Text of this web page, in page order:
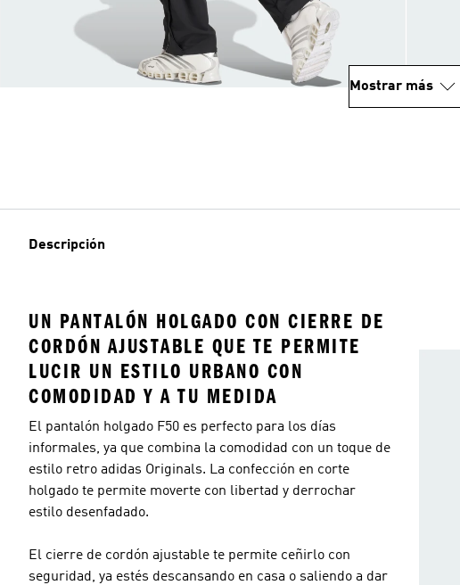
Mostrar más
Descripción
UN PANTALÓN HOLGADO CON CIERRE DE
CORDÓN AJUSTABLE QUE TE PERMITE
LUCIR UN ESTILO URBANO CON
COMODIDAD Y A TU MEDIDA
El pantalón holgado F50 es perfecto para los días
informales, ya que combina la comodidad con un toque de
estilo retro adidas Originals. La confección en corte
holgado te permite moverte con libertad y derrochar
estilo desenfadado.
El cierre de cordón ajustable te permite ceñirlo con
seguridad, ya estés descansando en casa o saliendo a dar